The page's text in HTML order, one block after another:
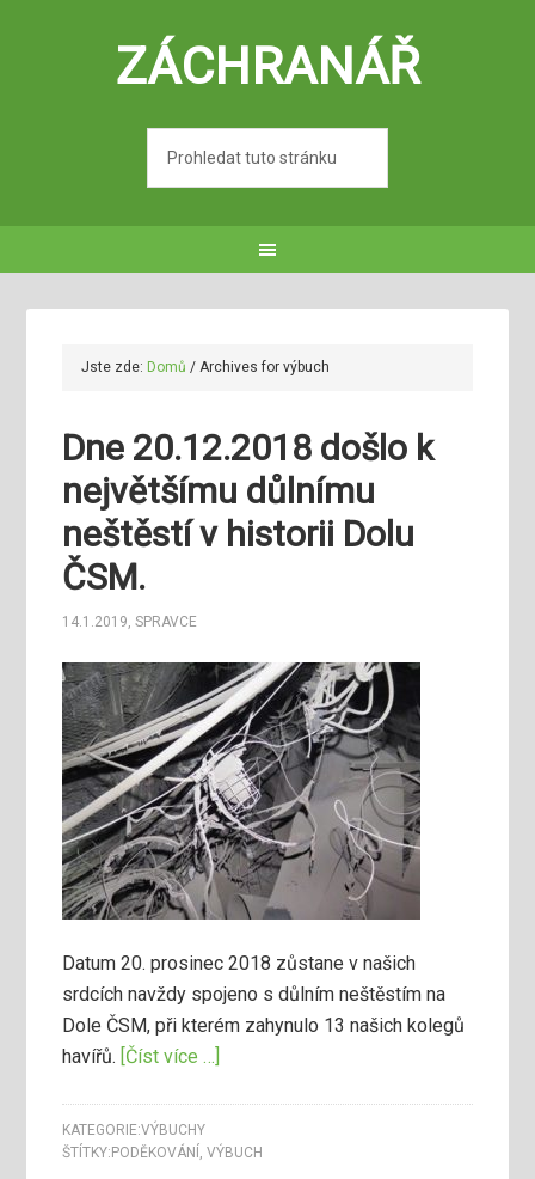
ZÁCHRANÁŘ
Jste zde: Domů / Archives for výbuch
Dne 20.12.2018 došlo k
největšímu důlnímu
neštěstí v historii Dolu
ČSM.
14.1.2019,SPRAVCE
Datum 20. prosinec 2018 zůstane v našich
srdcích navždy spojeno s důlním neštěstím na
Dole ČSM, při kterém zahynulo 13 našich kolegů
havířů. [Číst více …]
KATEGORIE:VÝBUCHY
ŠTÍTKY: PODĚKOVÁNÍ ,VÝBUCH